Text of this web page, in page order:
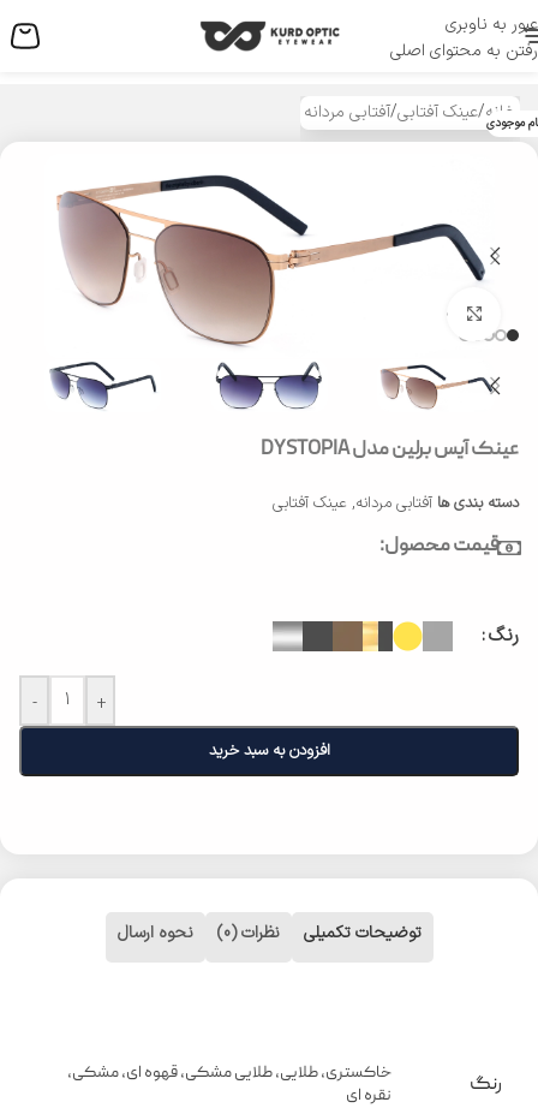
عبور به ناوبری
رفتن به محتوای اصلی
منو
خانه/عینک آفتابی/آفتابی مردانه موجودی
بزرگنمایی تصویر
عینک آیس برلین مدل DYSTOPIA
دسته بندی ها آفتابی مردانه, عینک آفتابی
قیمت محصول:
رنگ
- +
افزودن به سبد خرید
توضیحات تکمیلی نظرات (0) نحوه ارسال
رنگ خاکستری,طلایی,طلایی مشکی,قهوه ای,مشکی,
نقره ای